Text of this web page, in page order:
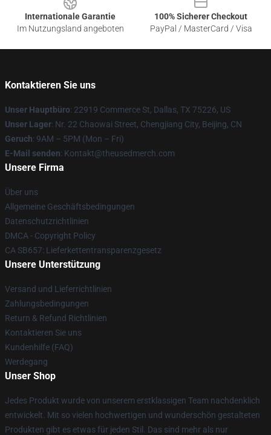
Internationale Garantie
Im Nutzungsland angeboten
100% Sicherer Checkout
PayPal / MasterCard / Visa
Kontaktieren Sie uns
Unser Hauptbüro: 22919 Commerce St, Dallas, TX 75226, US
Unser Lager: Nr. 22 Chaowai Street, Chengjiang City, Beijing, CN
Geruch: 9AM – 5PM (Mon – Fri)
E-Mail senden: Kontakt@theusedmerch.com
Unsere Firma
Über uns
Allgemeine Geschäftsbedingungen
Datenschutzrichtlinien
DMCA - Copyright Policy
CA SB657: Lieferkettentransparenzgesetz
Unsere Unterstützung
Versand und Lieferrichtlinien
Zahlungsbedingungen
Return & Refund Richtlinien
Kontaktieren Sie uns
Kundenhilfe (FAQ)
Werdegang
Unser Shop
Jedes Produkt wurde von unserem erstklassigen Team nachdenklich
entwickelt. Mit so vielen hochwertigen und wunderschön gestalteten
Produkten gibt es etwas für jeden Stil. Das sind mehr als nur